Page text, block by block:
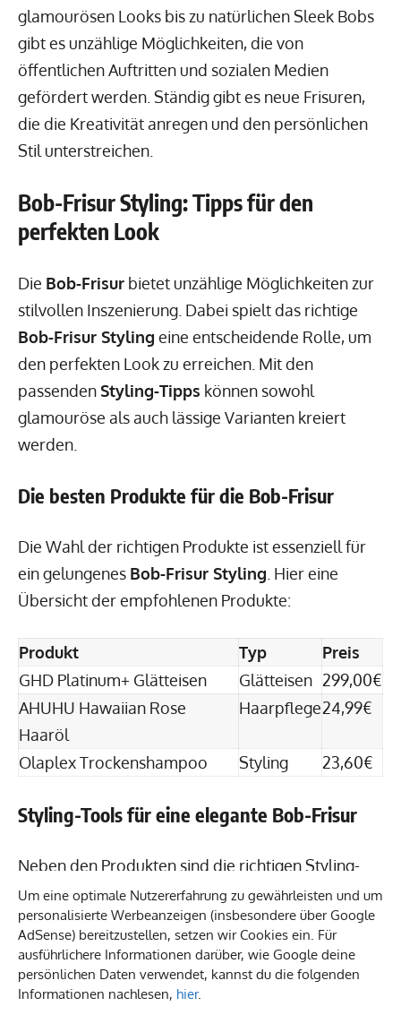
Um eine optimale Nutzererfahrung zu gewährleisten und um
personalisierte Werbeanzeigen (insbesondere über Google
AdSense) bereitzustellen, setzen wir Cookies ein. Für
ausführlichere Informationen darüber, wie Google deine
persönlichen Daten verwendet, kannst du die folgenden
Informationen nachlesen, hier.
glamourösen Looks bis zu natürlichen Sleek Bobs
gibt es unzählige Möglichkeiten, die von
öffentlichen Auftritten und sozialen Medien
gefördert werden. Ständig gibt es neue Frisuren,
die die Kreativität anregen und den persönlichen
Stil unterstreichen.
Bob-Frisur Styling: Tipps für den
perfekten Look
Die Bob-Frisur bietet unzählige Möglichkeiten zur
stilvollen Inszenierung. Dabei spielt das richtige
Bob-Frisur Styling eine entscheidende Rolle, um
den perfekten Look zu erreichen. Mit den
passenden Styling-Tipps können sowohl
glamouröse als auch lässige Varianten kreiert
werden.
Die besten Produkte für die Bob-Frisur
Die Wahl der richtigen Produkte ist essenziell für
ein gelungenes Bob-Frisur Styling . Hier eine
Übersicht der empfohlenen Produkte:
Produkt Typ
Preis
GHD Platinum+ Glätteisen
Glätteisen 299,00€
AHUHU Hawaiian Rose
Haaröl
Haarpflege24,99€
Olaplex Trockenshampoo Styling 23,60€
Styling-Tools für eine elegante Bob-Frisur
Neben den Produkten sind die richtigen Styling-
Tools entscheidend. Folgende Tools sind
besonders effektiv, um variantenreiche Bob-Looks
zu kreieren:
Glätteisen– für den Sleek Bob am Montag